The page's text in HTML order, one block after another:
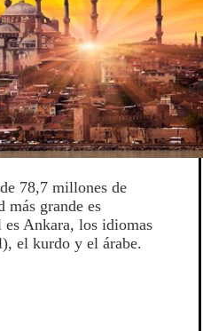
78,7 millones de
más grande es
Ankara, los idiomas
el kurdo y el árabe.